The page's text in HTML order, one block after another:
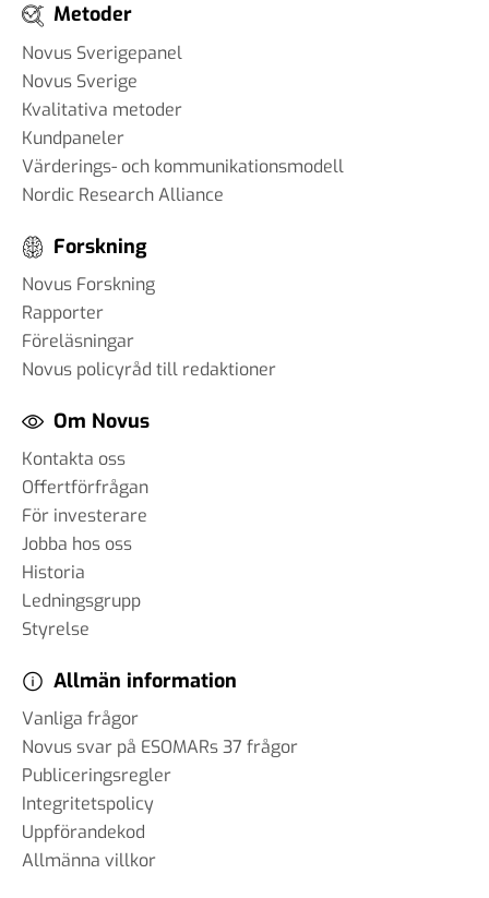
Metoder
Novus Sverigepanel
Novus Sverige
Kvalitativa metoder
Kundpaneler
Värderings- och kommunikationsmodell
Nordic Research Alliance
Forskning
Novus Forskning
Rapporter
Föreläsningar
Novus policyråd till redaktioner
Om Novus
Kontakta oss
Offertförfrågan
För investerare
Jobba hos oss
Historia
Ledningsgrupp
Styrelse
Allmän information
Vanliga frågor
Novus svar på ESOMARs 37 frågor
Publiceringsregler
Integritetspolicy
Uppförandekod
Allmänna villkor